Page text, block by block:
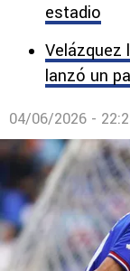
estadio
Velázquez
lanzó un
04/06/2026 -